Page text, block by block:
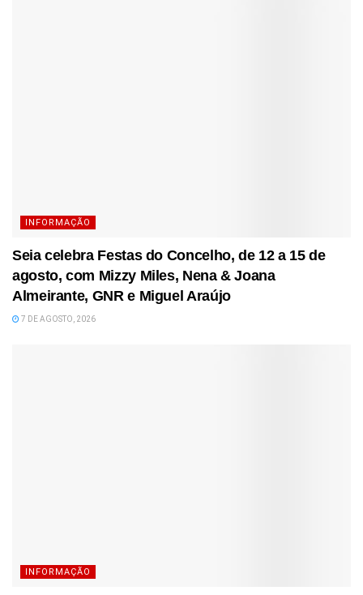
INFORMAÇÃO
Seia celebra Festas do Concelho, de 12 a 15 de
agosto, com Mizzy Miles, Nena & Joana
Almeirante, GNR e Miguel Araújo
7 DE AGOSTO, 2026
INFORMAÇÃO